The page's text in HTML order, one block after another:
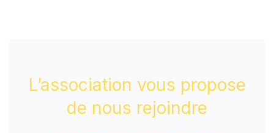
L’association vous propose
de nous rejoindre